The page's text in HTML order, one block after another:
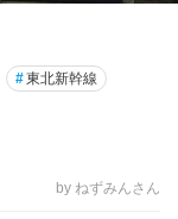
#東北新幹線
by ねずみんさん